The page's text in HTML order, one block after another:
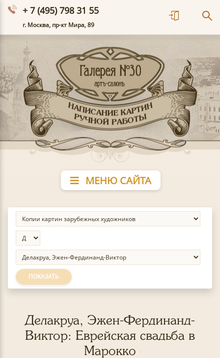
+ 7 (495) 798 31 55
г. Москва, пр-кт Мира, 89
МЕНЮ САЙТА
ПОКАЗАТЬ
Делакруа, Эжен-Фердинанд-
Виктор: Еврейская свадьба в
Марокко